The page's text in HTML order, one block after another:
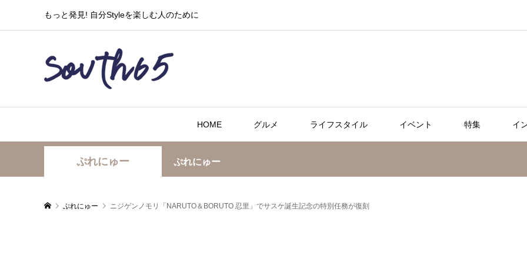
もっと発見! 自分Styleを楽しむ人のために
HOME グルメ ライフスタイル イベント 特集 イ
ぷれにゅー ぷれにゅー
ぷれにゅー ニジゲンノモリ「NARUTO＆BORUTO 忍里」でサスケ誕生記念の特別任務が復刻